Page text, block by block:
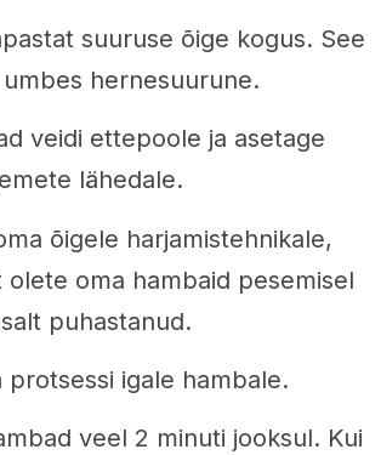
suuruse õige kogus. See
hernesuurune.
veidi ettepoole ja asetage
lähedale.
õigele harjamistehnikale,
oma hambaid pesemisel
puhastanud.
protsessi igale hambale.
veel 2 minuti jooksul. Kui